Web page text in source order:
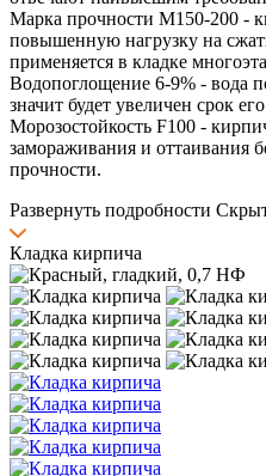
Марка прочности М150-200 -
повышенную нагрузку на
применяется в кладке
Водопоглощение 6-9% - вода
значит будет увеличен срок
Морозостойкость F100 -
замораживания и оттаивания
прочности.
Развернуть подробности
Кладка кирпича